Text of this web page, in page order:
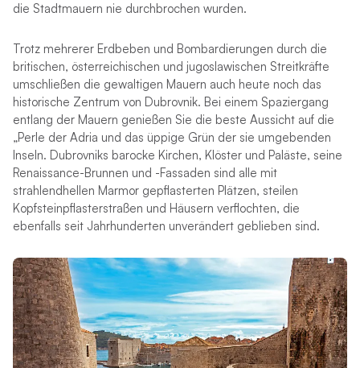
die Stadtmauern nie durchbrochen wurden.
Trotz mehrerer Erdbeben und Bombardierungen durch die
britischen, österreichischen und jugoslawischen Streitkräfte
umschließen die gewaltigen Mauern auch heute noch das
historische Zentrum von Dubrovnik. Bei einem Spaziergang
entlang der Mauern genießen Sie die beste Aussicht auf die
„Perle der Adria und das üppige Grün der sie umgebenden
Inseln. Dubrovniks barocke Kirchen, Klöster und Paläste, seine
Renaissance-Brunnen und -Fassaden sind alle mit
strahlendhellen Marmor gepflasterten Plätzen, steilen
Kopfsteinpflasterstraßen und Häusern verflochten, die
ebenfalls seit Jahrhunderten unverändert geblieben sind.